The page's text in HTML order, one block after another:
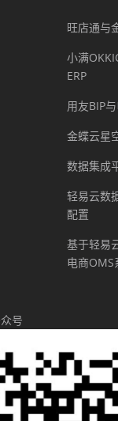
旺店通与
小满
ERP
用友BIP
金蝶云星
数据集成
轻易云数
配置
基于轻易
电商OMS
号